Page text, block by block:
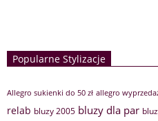
Popularne Stylizacje
Allegro sukienki do 50 zł allegro
relab bluzy 2005 bluzy dla par